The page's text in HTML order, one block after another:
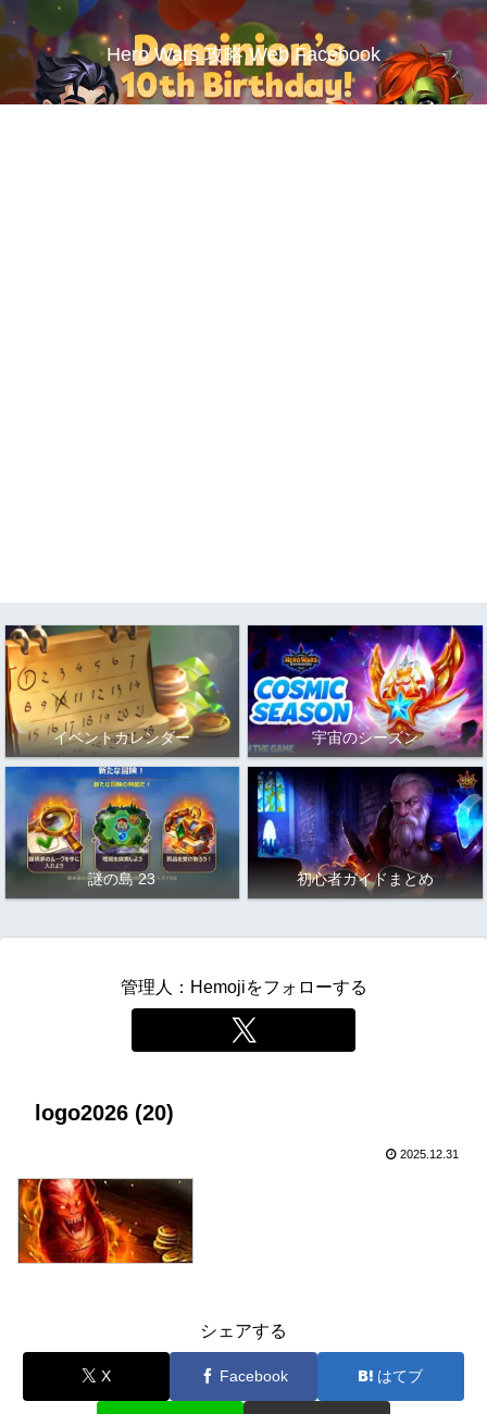
Hero Wars 攻略 Web Facebook
イベントカレンダー 宇宙のシーズン
謎の島 23 初心者ガイドまとめ
管理人：Hemojiをフォローする
logo2026 (20)
2025.12.31
シェアする
X Facebook はてブ